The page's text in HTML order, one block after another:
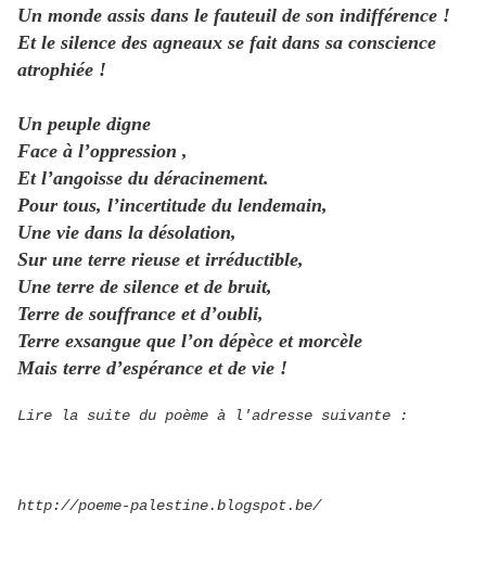
Un monde assis dans le fauteuil de son indifférence !
Et le silence des agneaux se fait dans sa conscience
atrophiée !
Un peuple digne
Face à l’oppression ,
Et l’angoisse du déracinement.
Pour tous, l’incertitude du lendemain,
Une vie dans la désolation,
Sur une terre rieuse et irréductible,
Une terre de silence et de bruit,
Terre de souffrance et d’oubli,
Terre exsangue que l’on dépèce et morcèle
Mais terre d’espérance et de vie !
Lire la suite du poème à l'adresse suivante :
http://poeme-palestine.blogspot.be/